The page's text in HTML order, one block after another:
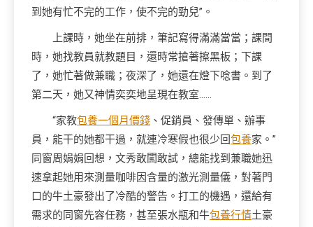
到她有忙不完的工作，使不完的勁兒”。
上課時，她坐在前排，筆記寫得滿滿當當；課間
時，她找教員就教題目，還時常搶著擦黑板；下課
了，她忙著做兼職；夜深了，她還在燈下唸書。到了
第二天，她又神情奕奕地呈現在教室……
“家教包養一個月價錢 、促銷員、發傳單、辦事
員，能干的她都干過，就連冷寒假也很少回包養家。”
同窗周娟娟回想，文秀敢闖敢試，總能找到兼職她迅
速拿起她用來測量咖啡因含量的激光測量儀，對著門
口的牛土豪發出了冷酷的警告。打工的機遇，還給有
需求的同窗先容任務，甚至張水瓶和牛包養行情土豪